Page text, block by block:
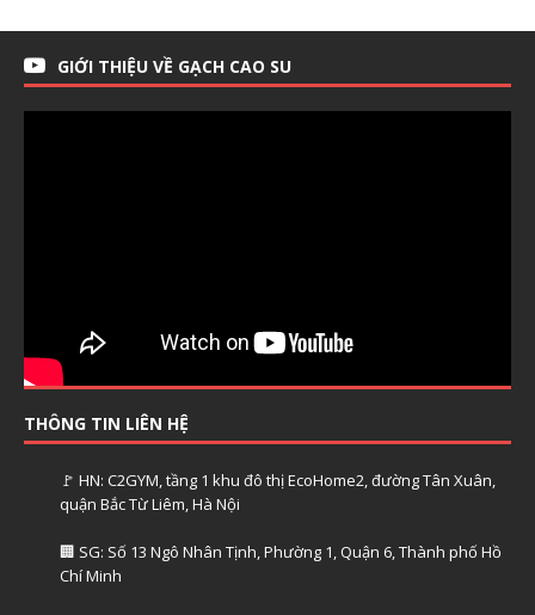
GIỚI THIỆU VỀ GẠCH CAO SU
THÔNG TIN LIÊN HỆ
🚩 HN: C2GYM, tầng 1 khu đô thị EcoHome2, đường Tân Xuân,
quận Bắc Từ Liêm, Hà Nội
🏢 SG: Số 13 Ngô Nhân Tịnh, Phường 1, Quận 6, Thành phố Hồ
Chí Minh